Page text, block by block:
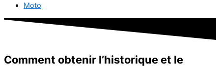
Moto
Comment obtenir l’historique et le